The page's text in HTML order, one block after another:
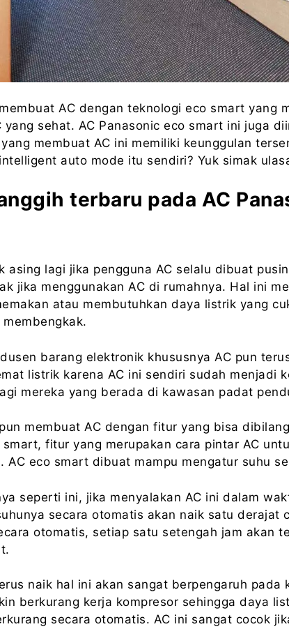
AC dengan teknologi eco smart yang
yang sehat. AC Panasonic eco smart ini juga
membuat AC ini memiliki keunggulan
auto mode itu sendiri? Yuk simak
terbaru pada AC
asing lagi jika pengguna AC selalu dibuat
jika menggunakan AC di rumahnya. Hal ini
atau membutuhkan daya listrik yang
barang elektronik khususnya AC pun
listrik karena AC ini sendiri sudah menjadi
mereka yang berada di kawasan padat
membuat AC dengan fitur yang bisa
smart, fitur yang merupakan cara pintar AC
AC eco smart dibuat mampu mengatur suhu
seperti ini, jika menyalakan AC ini dalam
secara otomatis akan naik satu derajat
otomatis, setiap satu setengah jam akan
naik hal ini akan sangat berpengaruh pada
berkurang kerja kompresor sehingga daya
secara otomatis. AC ini sangat cocok